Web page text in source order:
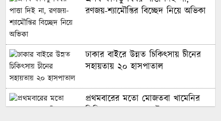
রণজয়-শ্যামৌপ্তির বিচ্ছেদ নিয়ে অভিকা
ঢাকার বাইরে উন্নত চিকিৎসায় চীনের
সহায়তায় ২০ হাসপাতাল
প্রথমবারের মতো মোজতবা খামেনির
ভিডিও প্রকাশ করলো ইরান